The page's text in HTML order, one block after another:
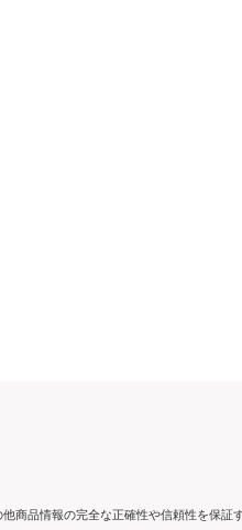
商品情報の完全な正確性や信頼性を保証